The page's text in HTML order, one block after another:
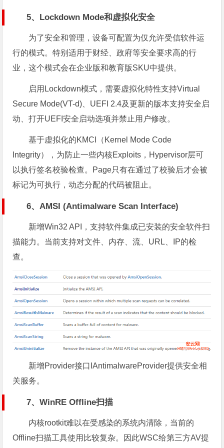
5、Lockdown Mode和虚拟化安全
为了安全和管理，设备可配置为仅允许受信软件运
行的模式。特别适用于财经、政府等安全要求高的行
业，这个模式会在企业版和教育版SKU中提供。
启用Lockdown模式，需要虚拟化特性支持Virtual
Secure Mode(VT-d)、UEFI 2.4及更新的版本支持安全启
动、打开UEFI安全启动选项并禁止用户修改。
基于虚拟化的KMCI（Kernel Mode Code
Integrity），为防止一些内核Exploits，Hypervisor层可
以执行签名校验检查。Page只有在通过了校验后才会被
标记为可执行，动态分配的代码被阻止。
6、AMSI (Antimalware Scan Interface)
新增Win32 API，支持软件集成已安装的安全软件扫
描能力。当前支持对文件、内存、流、URL、IP的检
查。
新增Provider接口IAntimalwareProvider提供安全相
关服务。
7、WinRE Offline扫描
内核rootkit难以在受感染的系统内清除，当前的
Offline扫描工具使用比较复杂。因此WSC给第三方AV提